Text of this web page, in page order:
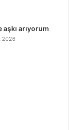
aşkı arıyorum
2026